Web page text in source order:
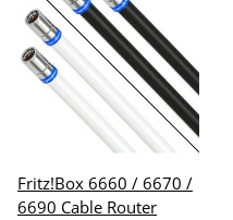
Fritz!Box 6660 / 6670 /
6690 Cable Router